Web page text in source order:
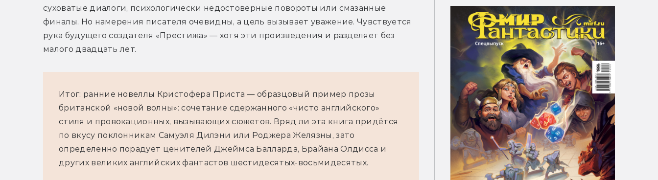
суховатые диалоги, психологически недостоверные повороты или смазанные
финалы. Но намерения писателя очевидны, а цель вызывает уважение. Чувствуется
рука будущего создателя «Престижа» — хотя эти произведения и разделяет без
малого двадцать лет.
Итог: ранние новеллы Кристофера Приста — образцовый пример прозы
британской «новой волны»: сочетание сдержанного «чисто английского»
стиля и провокационных, вызывающих сюжетов. Вряд ли эта книга придётся
по вкусу поклонникам Самуэля Дилэни или Роджера Желязны, зато
определённо порадует ценителей Джеймса Балларда, Брайана Олдисса и
других великих английских фантастов шестидесятых-восьмидесятых.